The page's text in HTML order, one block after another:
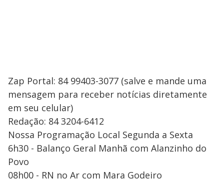
Zap Portal: 84 99403-3077 (salve e mande uma
mensagem para receber notícias diretamente
em seu celular)
Redação: 84 3204-6412
Nossa Programação Local Segunda a Sexta
6h30 - Balanço Geral Manhã com Alanzinho do
Povo
08h00 - RN no Ar com Mara Godeiro